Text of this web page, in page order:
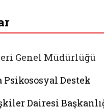
Genel Müdürlüğü
Destek
Dairesi